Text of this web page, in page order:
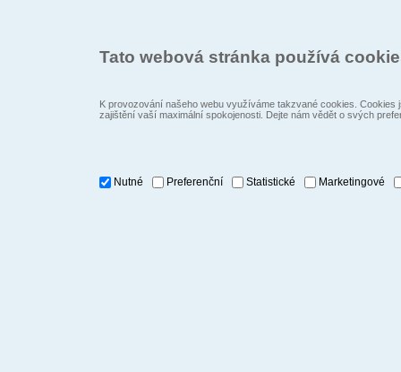
Tato webová stránka používá
K provozování našeho webu využíváme takzvané cookies.
zajištění vaší maximální spokojenosti. Dejte nám vědět o svých
Nutné Preferenční Statistické Marketingové